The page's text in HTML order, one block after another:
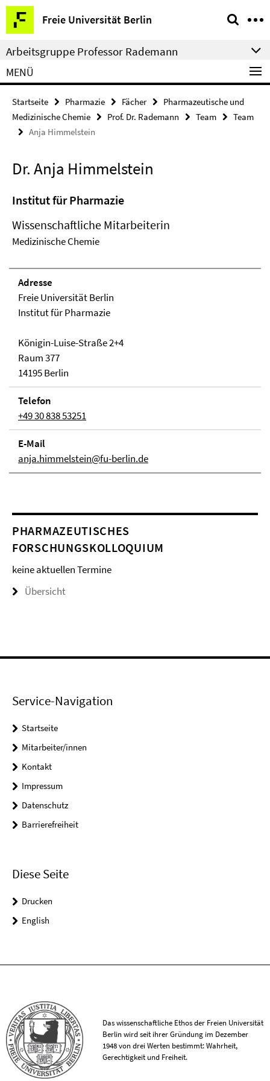
Springe
direkt
zu
Inhalt
Freie Universität Berlin
Service-
Navigation
Arbeitsgruppe Professor Rademann
MENÜ
Startseite Pharmazie Fächer
Pharmazeutische und
Medizinische Chemie
Prof. Dr. Rademann Team
Team
Anja Himmelstein
Dr. Anja Himmelstein
Institut für Pharmazie
Wissenschaftliche Mitarbeiterin
Medizinische Chemie
Adresse
Freie Universität Berlin
Institut für Pharmazie
Königin-Luise-Straße 2+4
Raum 377
14195 Berlin
Telefon
+49 30 838 53251
E-Mail
anja.himmelstein@fu-berlin.de
PHARMAZEUTISCHES
FORSCHUNGSKOLLOQUIUM
keine aktuellen Termine
Übersicht
Service-Navigation
Startseite
Mitarbeiter/innen
Kontakt
Impressum
Datenschutz
Barrierefreiheit
Diese Seite
Drucken
English
Das wissenschaftliche Ethos der Freien Universität
Berlin wird seit ihrer Gründung im Dezember
1948 von drei Werten bestimmt: Wahrheit,
Gerechtigkeit und Freiheit.